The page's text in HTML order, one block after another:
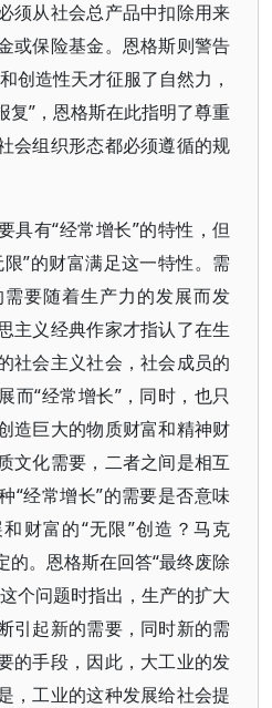
须从社会总产品中扣除用来
或保险基金。恩格斯则警告
创造性天才征服了自然力，
复”，恩格斯在此指明了尊重
会组织形态都必须遵循的规
具有“经常增长”的特性，但
”的财富满足这一特性。需
要随着生产力的发展而发
主义经典作家才指认了在生
社会主义社会，社会成员的
而“经常增长”，同时，也只
造巨大的物质财富和精神财
文化需要，二者之间是相互
“经常增长”的需要是否意味
财富的“无限”创造？马克
的。恩格斯在回答“最终废除
个问题时指出，生产的扩大
引起新的需要，同时新的需
的手段，因此，大工业的发
，工业的这种发展给社会提